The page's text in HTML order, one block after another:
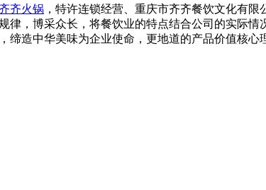
齐火锅 ，特许连锁经营、重庆市齐齐餐饮文化有
，博采众长，将餐饮业的特点结合公司的实际
造中华美味为企业使命，更地道的产品价值核